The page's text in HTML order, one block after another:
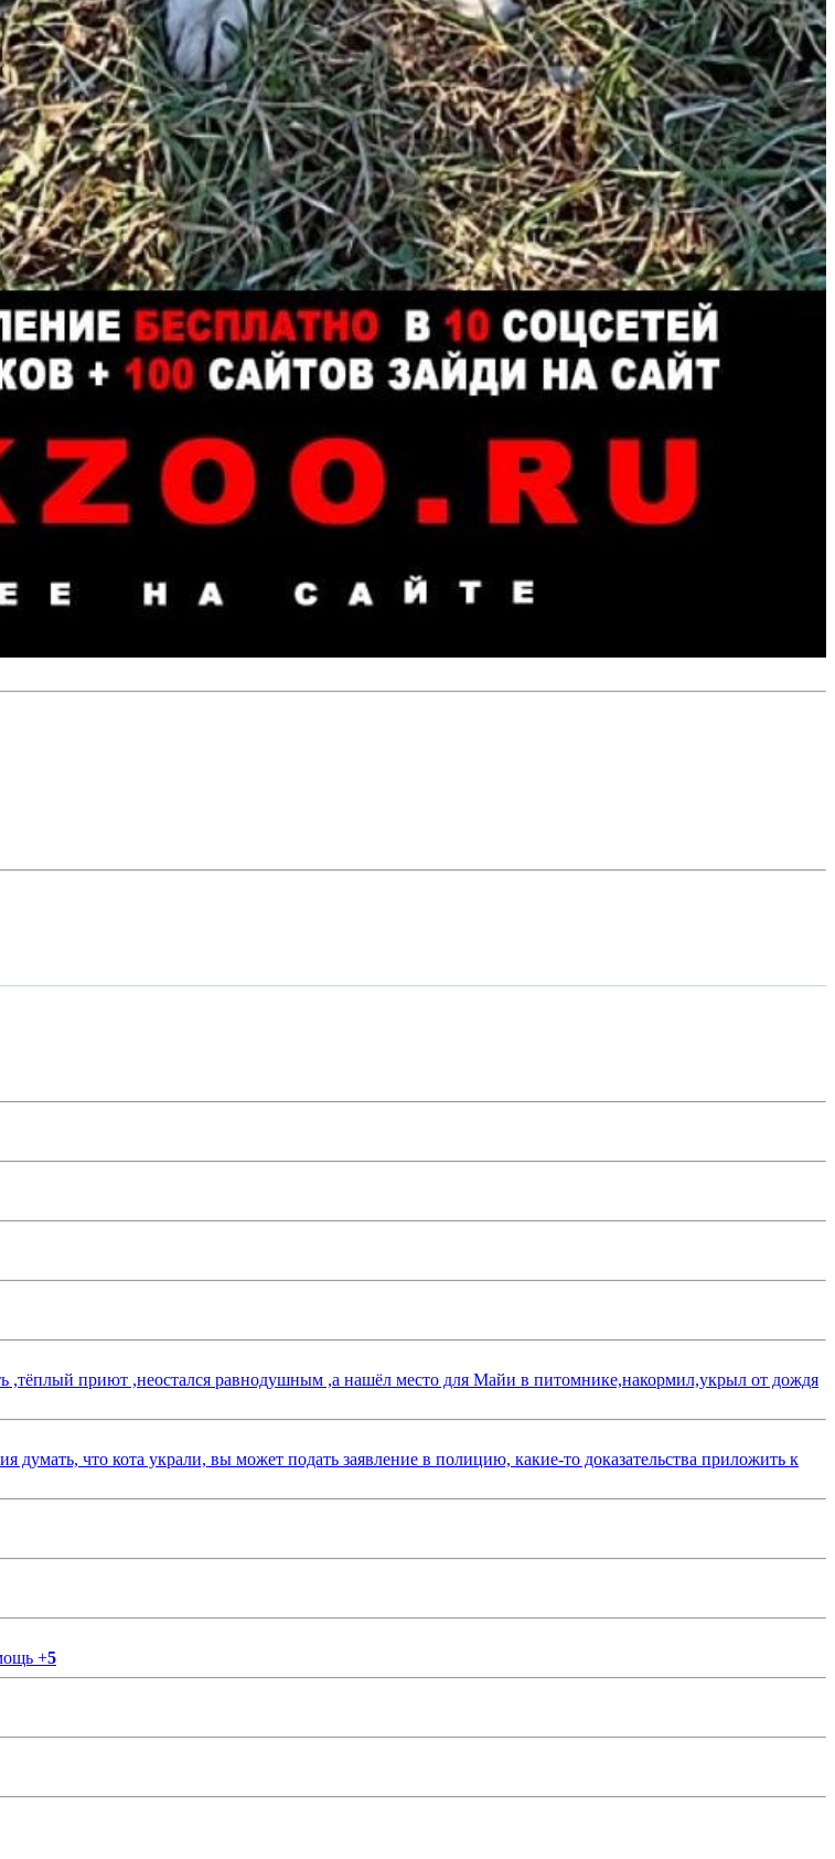
приют ,неостался равнодушным ,а нашёл место для Майи в питомнике,накормил,укрыл от дождя
что кота украли, вы может подать заявление в полицию, какие-то доказательства приложить к
+5